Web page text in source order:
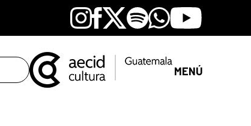
Instagram
Facebook
X SpotifyWhatsapp
Youtube
MENÚ